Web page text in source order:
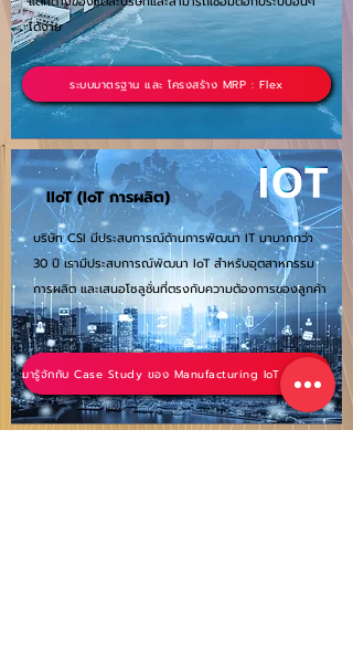
ได้ง่าย
ระบบมาตรฐาน และ โครงสร้าง MRP : Flex
IIoT (IoT การผลิต)
บริษัท CSI มีประสบการณ์ด้านการพัฒนา IT มามากกว่า
30 ปี เรามีประสบการณ์พัฒนา IoT สำหรับอุตสาหกรรม
การผลิต และเสนอโซลูชั่นที่ตรงกับความต้องการของลูกค้า